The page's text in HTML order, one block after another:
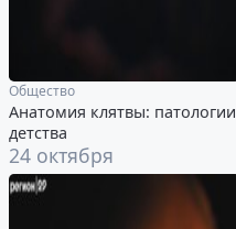
Общество
Анатомия клятвы: патологии
детства
24 октября